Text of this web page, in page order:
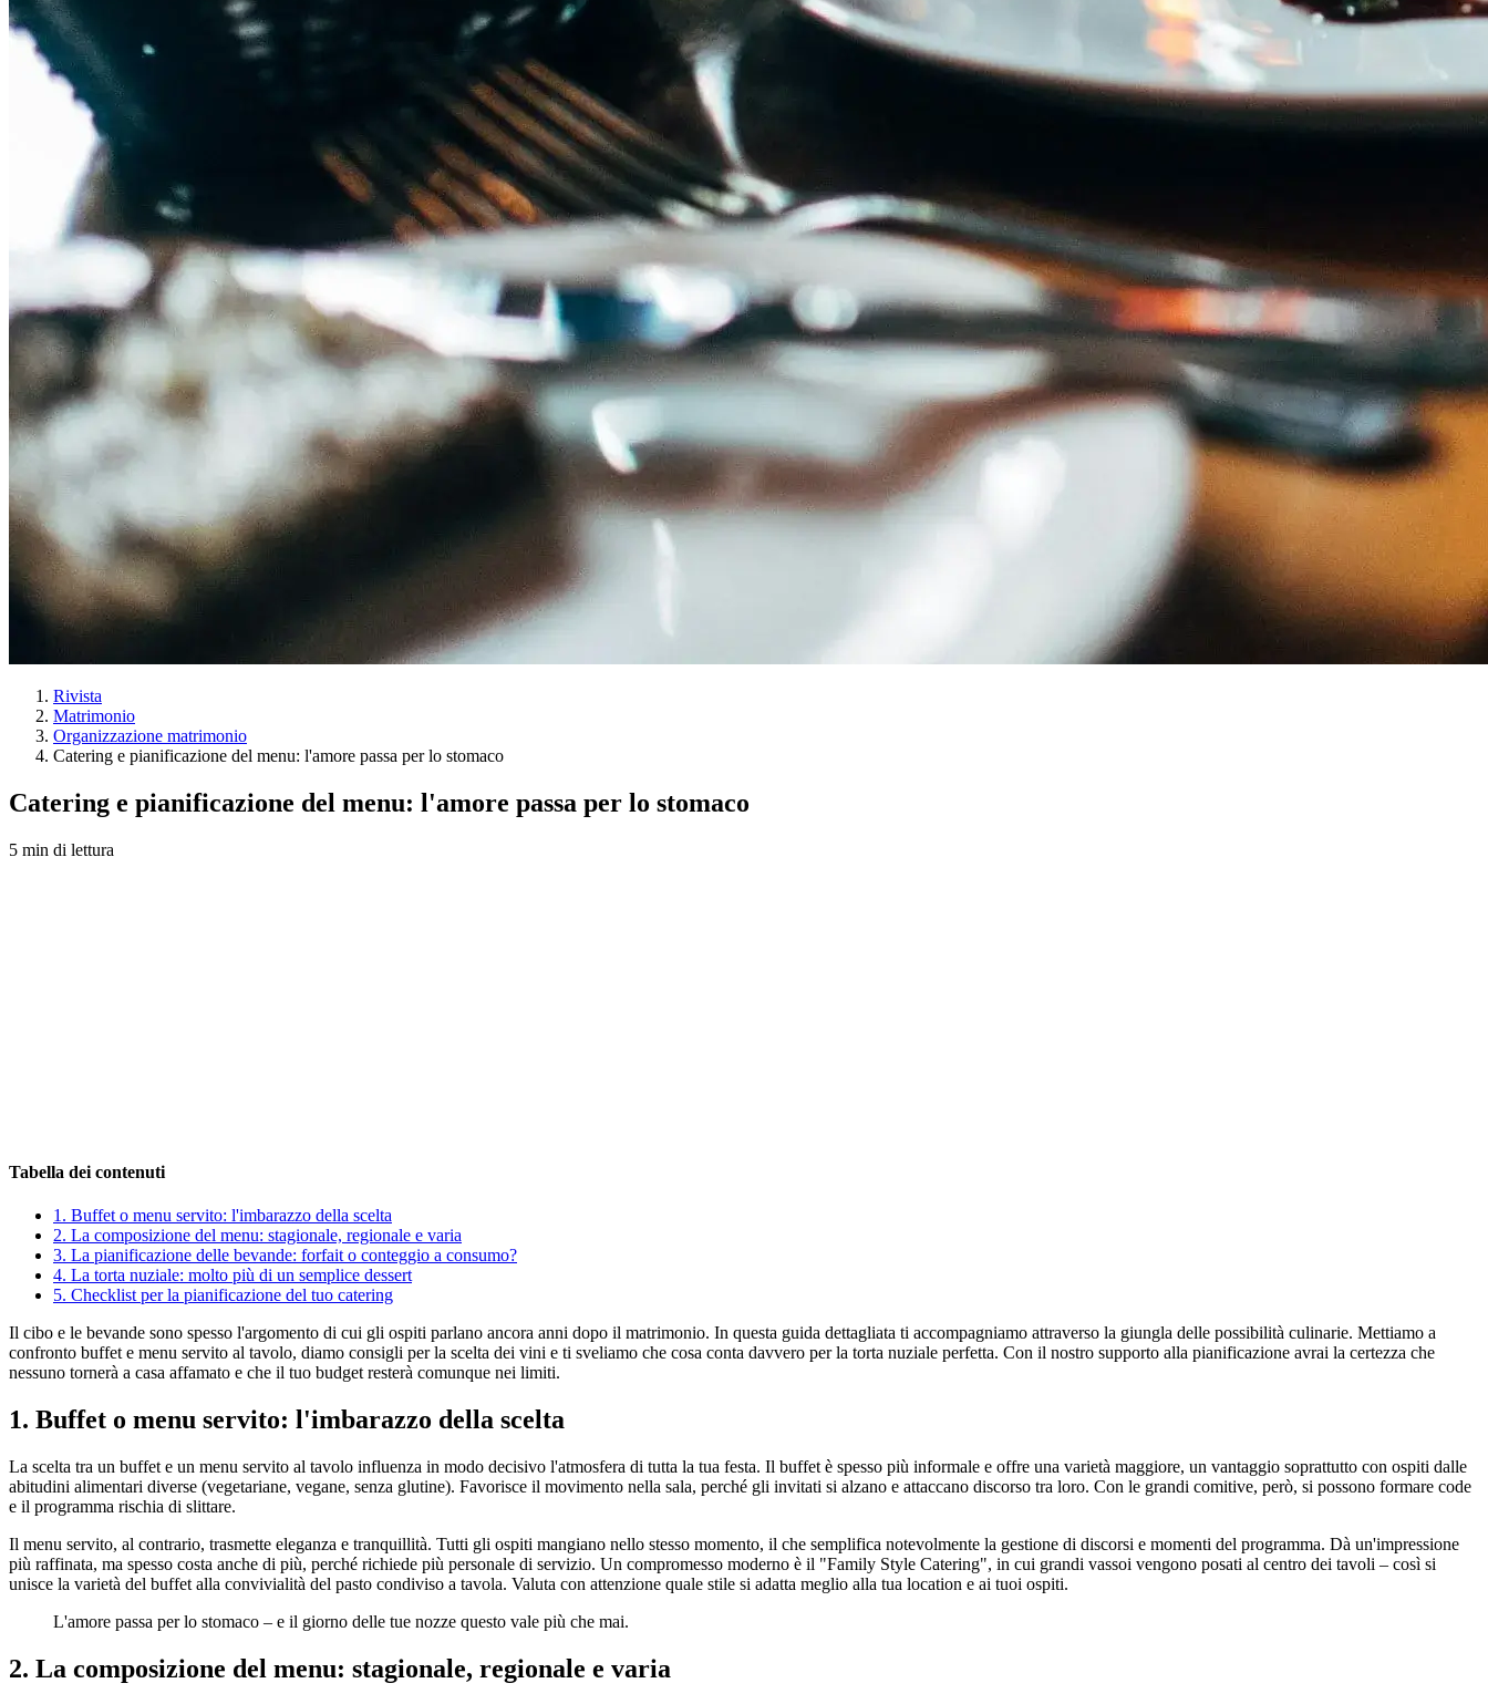
Rivista
Matrimonio
Organizzazione matrimonio
Catering e pianificazione del menu: l'amore passa per lo stomaco
Catering e pianificazione del menu: l'amore passa per lo stomaco
5 min di lettura
Tabella dei contenuti
1. Buffet o menu servito: l'imbarazzo della scelta
2. La composizione del menu: stagionale, regionale e varia
3. La pianificazione delle bevande: forfait o conteggio a consumo?
4. La torta nuziale: molto più di un semplice dessert
5. Checklist per la pianificazione del tuo catering
Il cibo e le bevande sono spesso l'argomento di cui gli ospiti parlano ancora anni dopo il matrimonio. In questa guida dettagliata ti accompagniamo attraverso la giungla delle possibilità culinarie. Mettiamo a
confronto buffet e menu servito al tavolo, diamo consigli per la scelta dei vini e ti sveliamo che cosa conta davvero per la torta nuziale perfetta. Con il nostro supporto alla pianificazione avrai la certezza che
nessuno tornerà a casa affamato e che il tuo budget resterà comunque nei limiti.
1. Buffet o menu servito: l'imbarazzo della scelta
La scelta tra un buffet e un menu servito al tavolo influenza in modo decisivo l'atmosfera di tutta la tua festa. Il buffet è spesso più informale e offre una varietà maggiore, un vantaggio soprattutto con ospiti dalle
abitudini alimentari diverse (vegetariane, vegane, senza glutine). Favorisce il movimento nella sala, perché gli invitati si alzano e attaccano discorso tra loro. Con le grandi comitive, però, si possono formare code
e il programma rischia di slittare.
Il menu servito, al contrario, trasmette eleganza e tranquillità. Tutti gli ospiti mangiano nello stesso momento, il che semplifica notevolmente la gestione di discorsi e momenti del programma. Dà un'impressione
più raffinata, ma spesso costa anche di più, perché richiede più personale di servizio. Un compromesso moderno è il "Family Style Catering", in cui grandi vassoi vengono posati al centro dei tavoli – così si
unisce la varietà del buffet alla convivialità del pasto condiviso a tavola. Valuta con attenzione quale stile si adatta meglio alla tua location e ai tuoi ospiti.
L'amore passa per lo stomaco – e il giorno delle tue nozze questo vale più che mai.
2. La composizione del menu: stagionale, regionale e varia